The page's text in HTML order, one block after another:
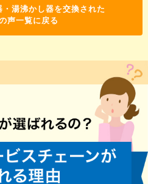
湯沸かし器を交換された
声一覧に戻る